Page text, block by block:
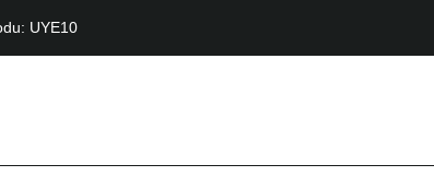
UYE10